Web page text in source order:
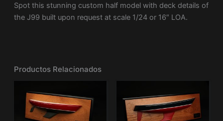
Spot this stunning custom half model with deck details of
the J99 built upon request at scale 1/24 or 16″ LOA.
Productos Relacionados